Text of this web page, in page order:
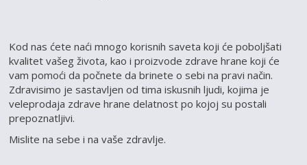
Kod nas ćete naći mnogo korisnih saveta koji će poboljšati
kvalitet vašeg života, kao i proizvode zdrave hrane koji će
vam pomoći da počnete da brinete o sebi na pravi način.
Zdravisimo je sastavljen od tima iskusnih ljudi, kojima je
veleprodaja zdrave hrane delatnost po kojoj su postali
prepoznatljivi.
Mislite na sebe i na vaše zdravlje.